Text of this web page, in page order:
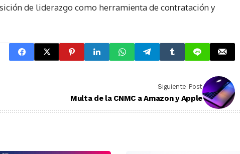
de liderazgo como herramienta de contratación y
Siguiente Post
Multa de la CNMC a Amazon y Apple